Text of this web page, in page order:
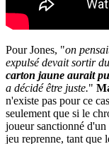
Pour Jones, "on
expulsé devait sortir
carton jaune aurait
a décidé être juste."
n'existe pas pour ce
seulement que si le
joueur sanctionné
jeu reprenne, tant que